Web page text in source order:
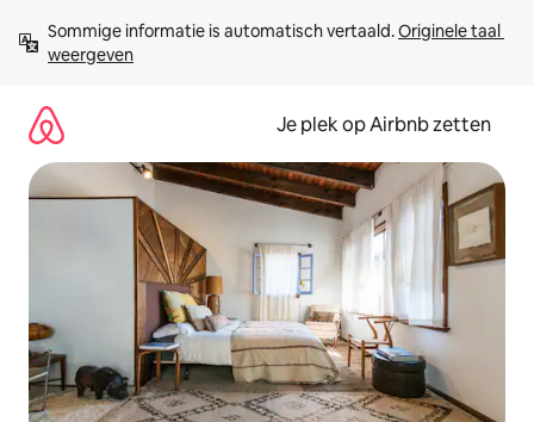
direct
naar
Sommige informatie is automatisch vertaald. Originele taal
weergeven
Je plek op Airbnb zetten